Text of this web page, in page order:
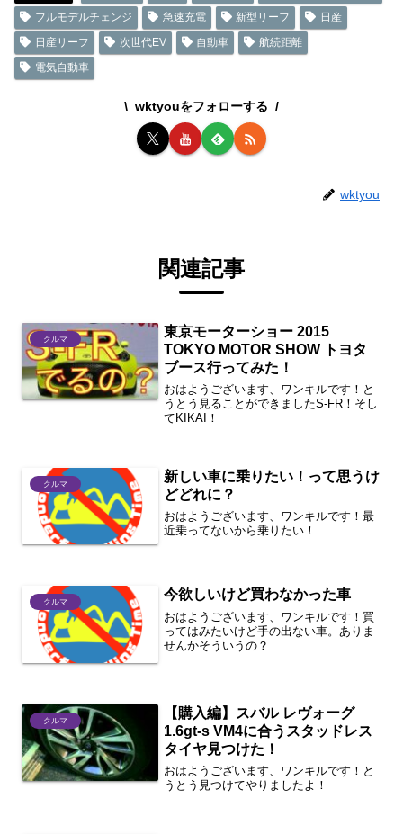
フルモデルチェンジ
急速充電 新型リーフ
日産
日産リーフ
次世代EV 自動車
航続距離
電気自動車
wktyouをフォローする
wktyou
関連記事
クルマ
東京モーターショー 2015
TOKYO MOTOR SHOW トヨタ
ブース行ってみた！
おはようございます、ワンキルです！と
うとう見ることができましたS-FR！そし
てKIKAI！
クルマ
新しい車に乗りたい！って思うけ
どどれに？
おはようございます、ワンキルです！最
近乗ってないから乗りたい！
クルマ 今欲しいけど買わなかった車
おはようございます、ワンキルです！買
ってはみたいけど手の出ない車。ありま
せんかそういうの？
クルマ
【購入編】スバル レヴォーグ
1.6gt-s VM4に合うスタッドレス
タイヤ見つけた！
おはようございます、ワンキルです！と
うとう見つけてやりましたよ！